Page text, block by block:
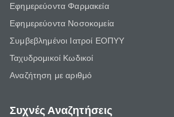
Εφημερεύοντα Φαρμακεία
Εφημερεύοντα Νοσοκομεία
Συμβεβλημένοι Ιατροί ΕΟΠΥΥ
Ταχυδρομικοί Κωδικοί
Αναζήτηση με αριθμό
Συχνές Αναζητήσεις